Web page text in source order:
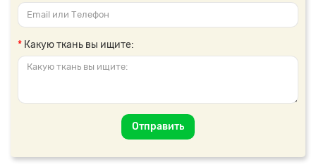
Какую ткань вы ищите:
Отправить